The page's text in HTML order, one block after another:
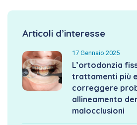
Articoli d’interesse
17 Gennaio 2025
L’ortodonzia
trattamenti più
correggere
allineamento
malocclusioni